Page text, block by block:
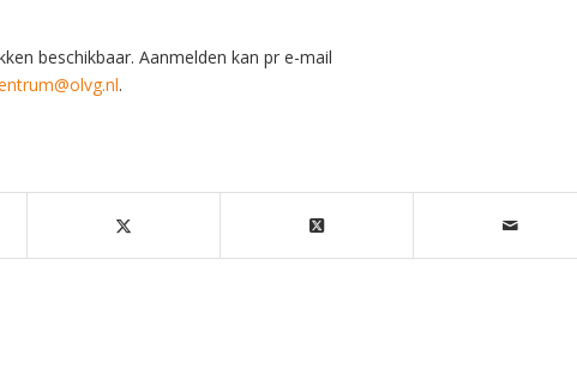
beschikbaar. Aanmelden kan pr e-mail
.